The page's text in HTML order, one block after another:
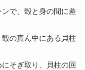
で、殻と身の間に差
の真ん中にある貝柱
そぎ取り、貝柱の回